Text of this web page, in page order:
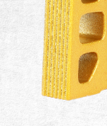
BB Series
Sistema de
Distribuidor